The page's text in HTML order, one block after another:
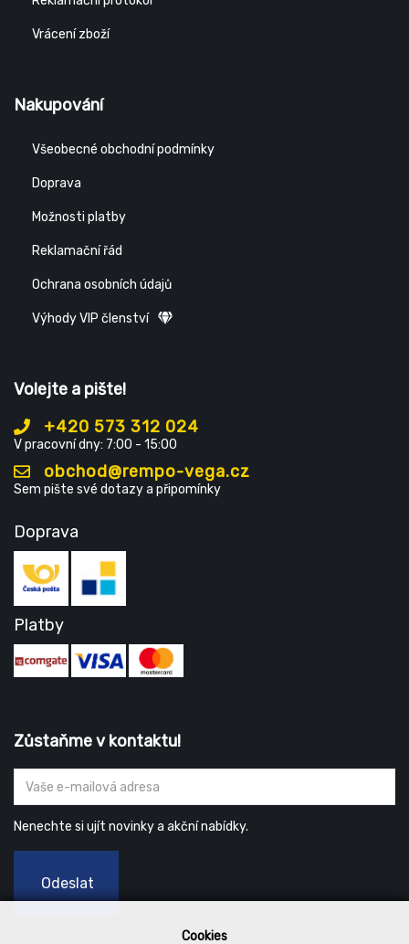
Cookies
Vrácení zboží
Nakupování
Všeobecné obchodní podmínky
Doprava
Možnosti platby
Reklamační řád
Ochrana osobních údajů
Výhody VIP členství
Volejte a pište!
+420 573 312 024
V pracovní dny: 7:00 - 15:00
obchod@rempo-vega.cz
Sem pište své dotazy a připomínky
Doprava
Platby
Zůstaňme v kontaktu!
Nenechte si ujít novinky a akční nabídky.
Odeslat